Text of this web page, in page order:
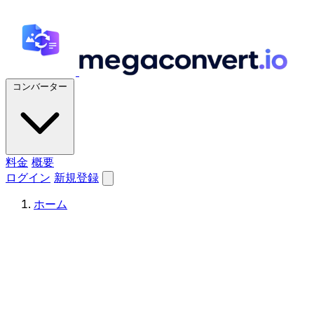
コンバーター
料金 概要
ログイン 新規登録
ホーム